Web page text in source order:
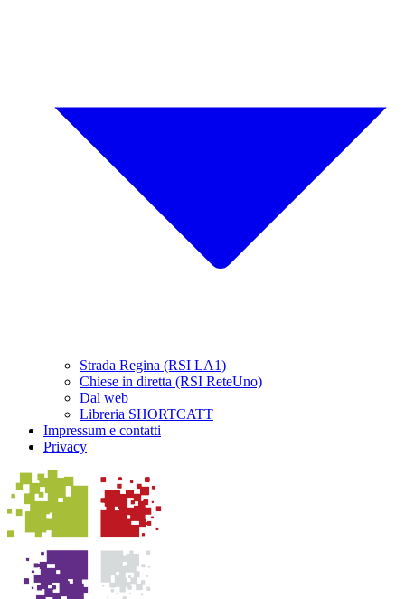
Strada Regina (RSI LA1)
Chiese in diretta (RSI ReteUno)
Dal web
Libreria SHORTCATT
Impressum e contatti
Privacy